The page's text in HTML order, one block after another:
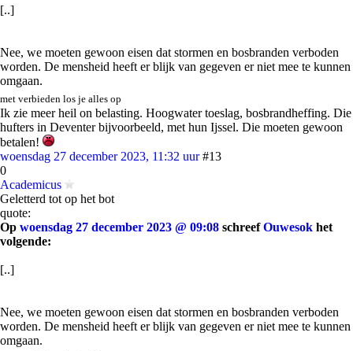
[..]
Nee, we moeten gewoon eisen dat stormen en bosbranden verboden
worden. De mensheid heeft er blijk van gegeven er niet mee te kunnen
omgaan.
met verbieden los je alles op
Ik zie meer heil on belasting. Hoogwater toeslag, bosbrandheffing. Die
hufters in Deventer bijvoorbeeld, met hun Ijssel. Die moeten gewoon
betalen!
woensdag 27 december 2023, 11:32 uur #13
0
Academicus
Geletterd tot op het bot
quote:
Op woensdag 27 december 2023 @ 09:08 schreefOuwesok het
volgende:
[..]
Nee, we moeten gewoon eisen dat stormen en bosbranden verboden
worden. De mensheid heeft er blijk van gegeven er niet mee te kunnen
omgaan.